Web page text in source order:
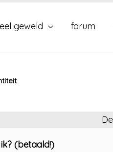
geweld forum
(betaald!)